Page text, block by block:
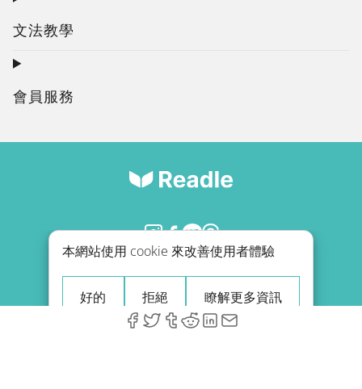
文法教學
會員服務
退款政策 部落格
© 2026 A-Type Technologies GmbH。保留所有權利。
本網站使用 cookie 來改善使用者體驗
好的 拒絕 瞭解更多資訊